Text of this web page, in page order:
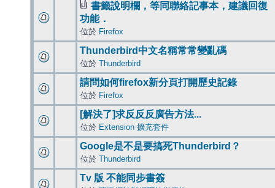
書籤說明欄，等同聯絡記事本，建議回復
功能．
位於 Firefox
Thunderbird中文名稱常常變亂碼
位於 Thunderbird
請問如何firefox新分頁打開歷史記錄
位於 Firefox
[解決了]求反反反廣告方法...
位於 Extension 擴充套件
Google是不是要搞死Thunderbird？
位於 Thunderbird
Tv 版 不能同步書簽